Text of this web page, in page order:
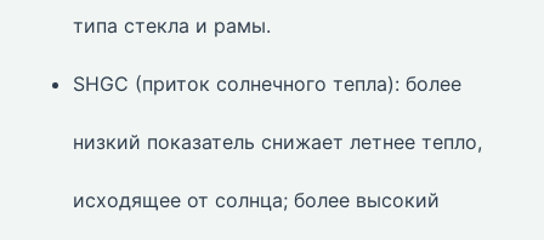
типа стекла и рамы.
SHGC (приток солнечного тепла): более
низкий показатель снижает летнее тепло,
исходящее от солнца; более высокий